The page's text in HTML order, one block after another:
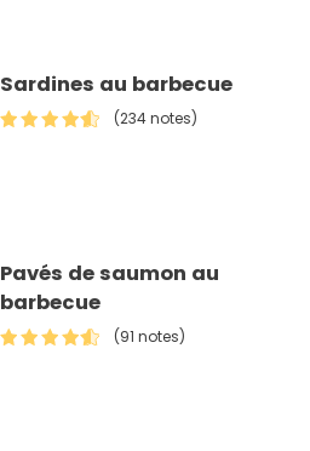
Sardines au barbecue
(234 notes)
Pavés de saumon au
barbecue
(91 notes)